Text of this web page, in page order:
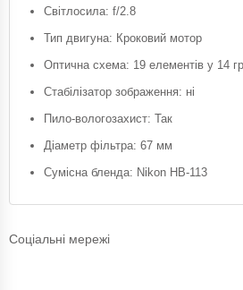
Світлосила: f/2.8
Тип двигуна: Кроковий мотор
Оптична схема: 19 елементів у 14
Стабілізатор зображення: ні
Пило-вологозахист: Так
Діаметр фільтра: 67 мм
Сумісна бленда: Nikon HB-113
Соціальні мережі